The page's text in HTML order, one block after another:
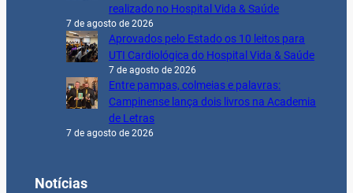
realizado no Hospital Vida & Saúde
7 de agosto de 2026
Aprovados pelo Estado os 10 leitos para
UTI Cardiológica do Hospital Vida & Saúde
7 de agosto de 2026
Entre pampas, colmeias e palavras:
Campinense lança dois livros na Academia
de Letras
7 de agosto de 2026
Notícias